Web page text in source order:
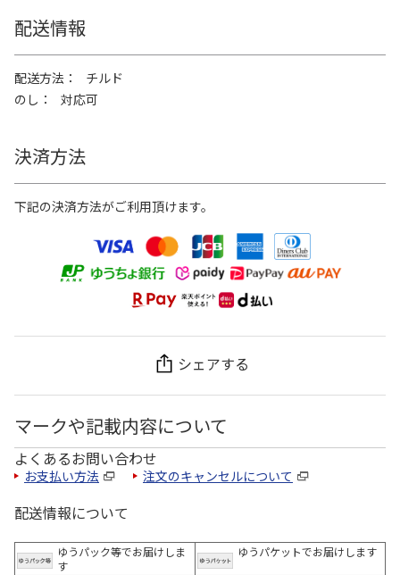
配送情報
配送方法
チルド
のし
対応可
決済方法
下記の決済方法がご利用頂けます。
シェアする
マークや記載内容について
よくあるお問い合わせ
お支払い方法 注文のキャンセルについて
配送情報について
ゆうパック等でお届けしま
す
ゆうパケットでお届けします